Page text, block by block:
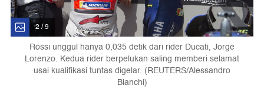
2 / 9
Rossi unggul hanya 0,035 detik dari rider Ducati, Jorge
Lorenzo. Kedua rider berpelukan saling memberi selamat
usai kualifikasi tuntas digelar. (REUTERS/Alessandro
Bianchi)